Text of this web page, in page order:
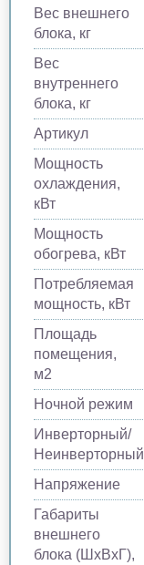
Вес внешнего
блока, кг
Вес
внутреннего
блока, кг
Артикул
Мощность
охлаждения,
кВт
Мощность
обогрева, кВт
Потребляемая
мощность, кВт
Площадь
помещения,
м2
Ночной режим
Инверторный/
Неинверторный
Напряжение
Габариты
внешнего
блока (ШхВхГ),